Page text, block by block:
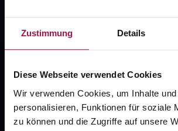
Zustimmung Details
Diese Webseite verwendet Cookies
Wir verwenden Cookies, um Inhalte
personalisieren, Funktionen für soziale
zu können und die Zugriffe auf unsere
PAYBACK
gesund-versorger.de
Sanitätshäuser
Datenschutz